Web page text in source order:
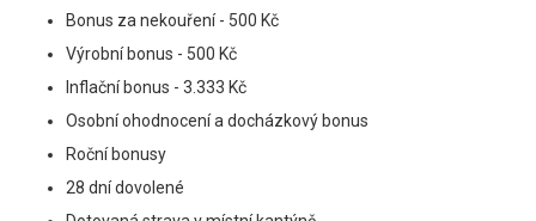
Bonus za nekouření - 500 Kč
Výrobní bonus - 500 Kč
Inflační bonus - 3.333 Kč
Osobní ohodnocení a docházkový bonus
Roční bonusy
28 dní dovolené